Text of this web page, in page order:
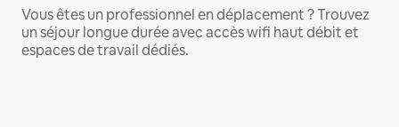
Vous êtes un professionnel en déplacement ? Trouvez
un séjour longue durée avec accès wifi haut débit et
espaces de travail dédiés.